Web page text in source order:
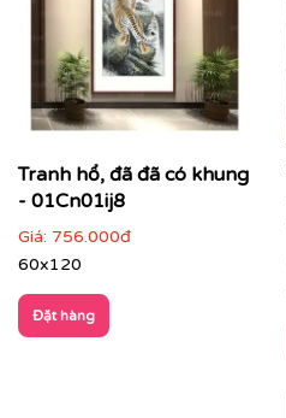
Tranh hổ, đã đã có khung
- 01Cn01ij8
Giá: 756.000đ
60x120
Đặt hàng